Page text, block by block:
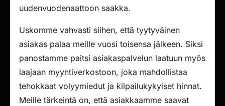
uudenvuodenaattoon saakka.
Uskomme vahvasti siihen, että tyytyväinen
asiakas palaa meille vuosi toisensa jälkeen. Siksi
panostamme paitsi asiakaspalvelun laatuun myös
laajaan myyntiverkostoon, joka mahdollistaa
tehokkaat volyymiedut ja kilpailukykyiset hinnat.
Meille tärkeintä on, että asiakkaamme saavat